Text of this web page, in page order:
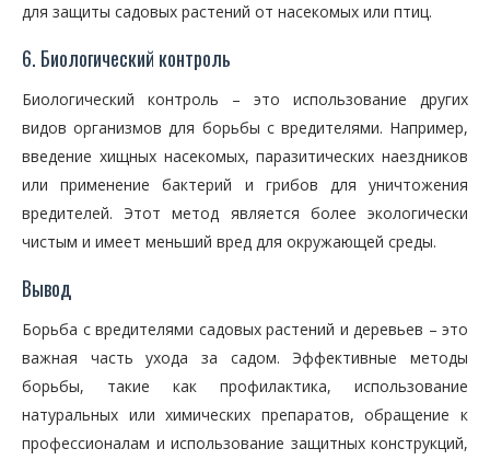
для защиты садовых растений от насекомых или птиц.
6. Биологический контроль
Биологический контроль – это использование других
видов организмов для борьбы с вредителями. Например,
введение хищных насекомых, паразитических наездников
или применение бактерий и грибов для уничтожения
вредителей. Этот метод является более экологически
чистым и имеет меньший вред для окружающей среды.
Вывод
Борьба с вредителями садовых растений и деревьев – это
важная часть ухода за садом. Эффективные методы
борьбы, такие как профилактика, использование
натуральных или химических препаратов, обращение к
профессионалам и использование защитных конструкций,